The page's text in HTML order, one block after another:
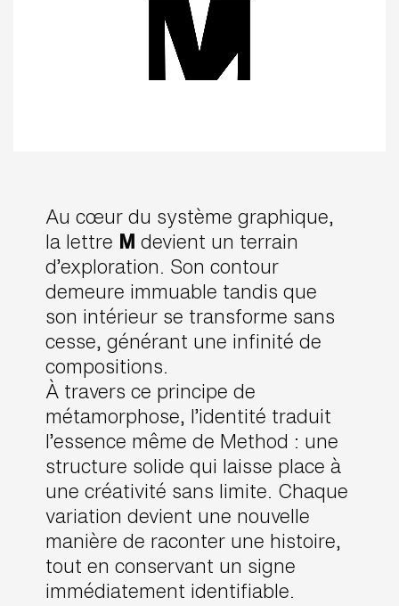
Au cœur du système graphique,
la lettre M devient un terrain
d’exploration. Son contour
demeure immuable tandis que
son intérieur se transforme sans
cesse, générant une infinité de
compositions.
À travers ce principe de
métamorphose, l’identité traduit
l’essence même de Method : une
structure solide qui laisse place à
une créativité sans limite. Chaque
variation devient une nouvelle
manière de raconter une histoire,
tout en conservant un signe
immédiatement identifiable.